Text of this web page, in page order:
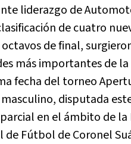
liderazgo de
de cuatro
de final,
más importantes de
fecha del torneo
disputada
en el ámbito de la
de Fútbol de Coronel